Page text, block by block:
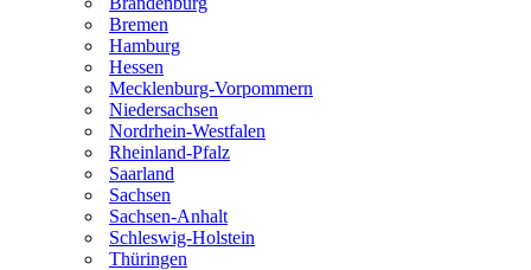
Bremen
Hamburg
Hessen
Mecklenburg-Vorpommern
Niedersachsen
Nordrhein-Westfalen
Rheinland-Pfalz
Saarland
Sachsen
Sachsen-Anhalt
Schleswig-Holstein
Thüringen